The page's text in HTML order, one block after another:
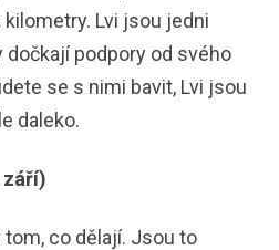
Lvi jsou jedni
podpory od svého
se s nimi bavit, Lvi jsou
daleko.
září)
co dělají. Jsou to